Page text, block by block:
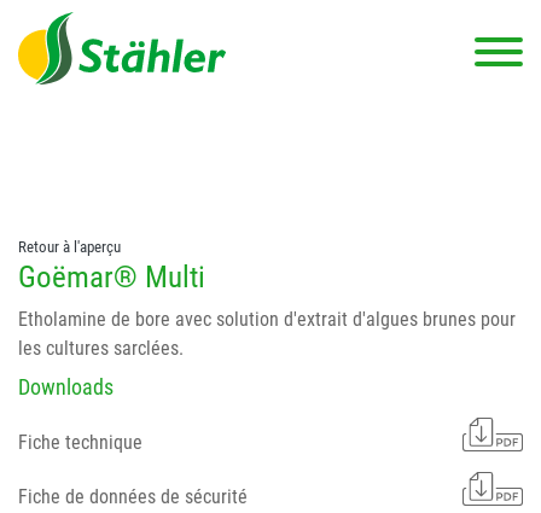
string(78) "Test 12 {FONT:12} // Dosierungen: test 123 dfasdf
asdfW134 245 34" string(62) "Test 12 {FONT:12} Dosierungen: test
123 dfasdf asdfW134 245 34"
Retour à l'aperçu
Goëmar® Multi
Etholamine de bore avec solution d'extrait d'algues brunes pour
les cultures sarclées.
Downloads
Fiche technique
Fiche de données de sécurité